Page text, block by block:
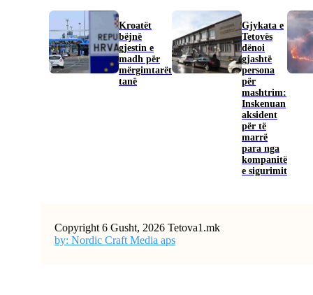
Kroatët
bëjnë
gjestin e
madh për
mërgimtarët
tanë
Gjykata e
Tetovës
dënoi
gjashtë
persona
për
mashtrim:
Inskenuan
aksident
për të
marrë
para nga
kompanitë
e sigurimit
Copyright 6 Gusht, 2026 Tetova1.mk
by: Nordic Craft Media aps